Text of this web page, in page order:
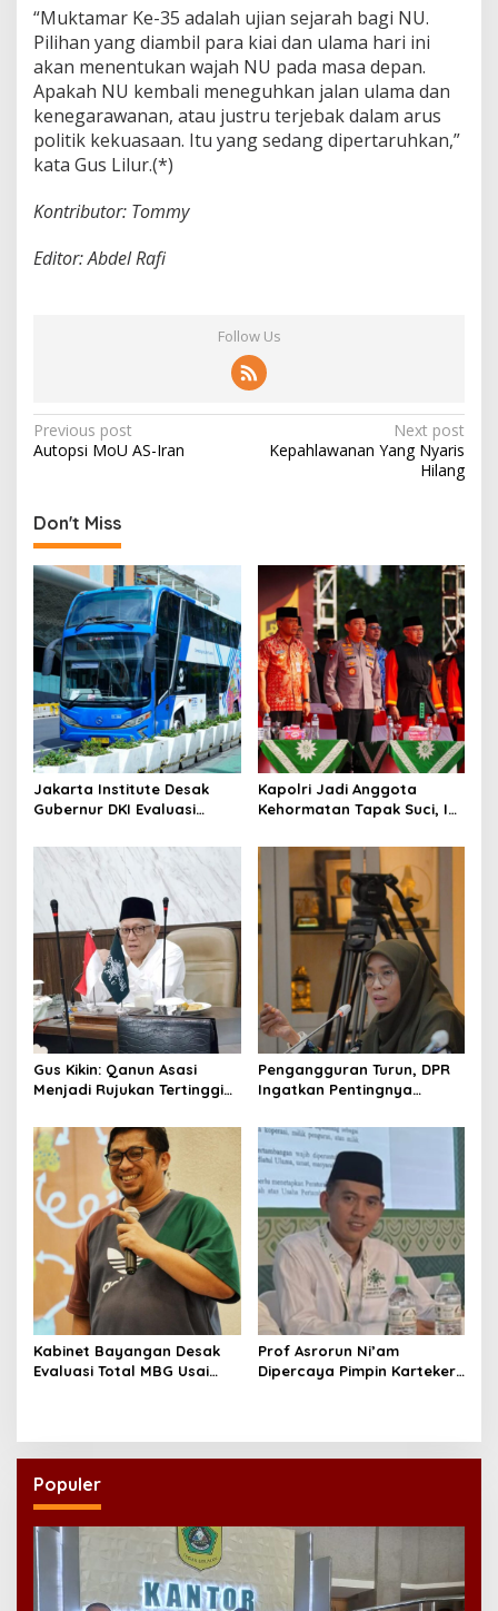
“Muktamar Ke-35 adalah ujian sejarah bagi NU.
Pilihan yang diambil para kiai dan ulama hari ini
akan menentukan wajah NU pada masa depan.
Apakah NU kembali meneguhkan jalan ulama dan
kenegarawanan, atau justru terjebak dalam arus
politik kekuasaan. Itu yang sedang dipertaruhkan,”
kata Gus Lilur.(*)
Kontributor: Tommy
Editor: Abdel Rafi
Follow Us
P
o
t
n
a
v
i
g
a
t
i
o
n
Previous post
Autopsi MoU AS-Iran
Next post
Kepahlawanan Yang Nyaris
Hilang
Don't Miss
Jakarta Institute Desak
Gubernur DKI Evaluasi
Penumpang Diturunkan
Kapolri Jadi Anggota
Kehormatan Tapak Suci, Ini
Gus Kikin: Qanun Asasi
Menjadi Rujukan Tertinggi
Pengangguran Turun, DPR
Ingatkan Pentingnya
yang Layak
Kabinet Bayangan Desak
Evaluasi Total MBG Usai
Prof Asrorun Ni’am
Dipercaya Pimpin Karteker
Populer